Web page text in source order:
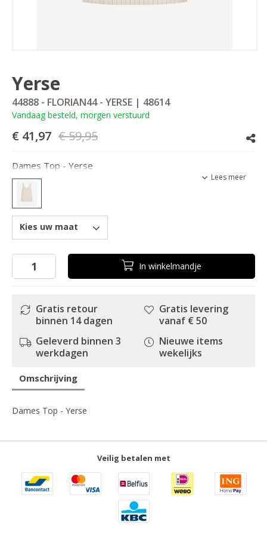
Yerse
44888 - FLORIAN44 - YERSE | 48614
Vandaag besteld, morgen verstuurd
€ 59,95
€ 41,97
Dames Top - Yerse
Lees meer
Kies uw maat
In winkelmandje
Gratis retour
binnen 14 dagen
Geleverd binnen 3
werkdagen
Gratis levering
vanaf € 50
Nieuwe items
wekelijks
Omschrijving
Dames Top - Yerse
Veilig betalen met